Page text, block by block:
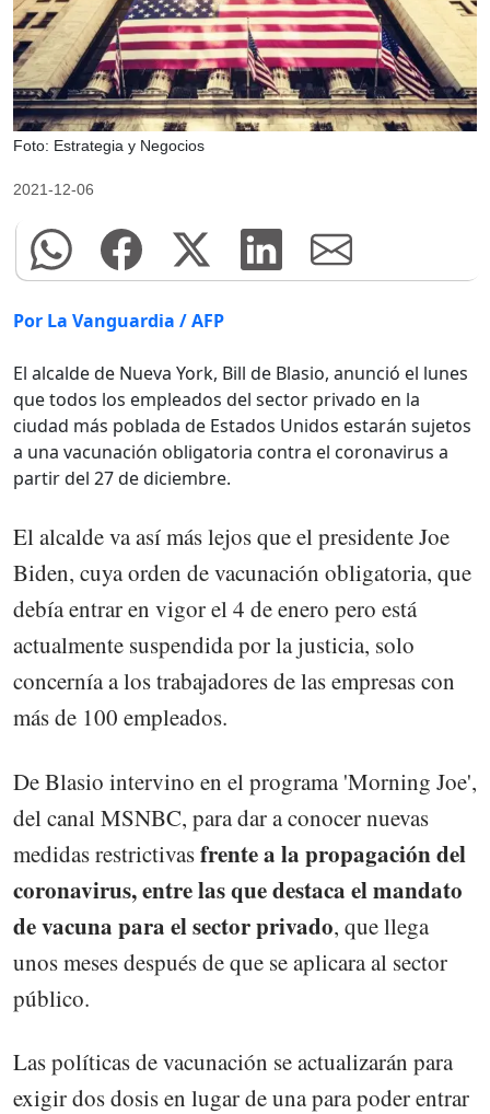
Foto: Estrategia y Negocios
2021-12-06
Por La Vanguardia / AFP
El alcalde de Nueva York, Bill de Blasio, anunció el lunes
que todos los empleados del sector privado en la
ciudad más poblada de Estados Unidos estarán sujetos
a una vacunación obligatoria contra el coronavirus a
partir del 27 de diciembre.
El alcalde va así más lejos que el presidente Joe
Biden, cuya orden de vacunación obligatoria, que
debía entrar en vigor el 4 de enero pero está
actualmente suspendida por la justicia, solo
concernía a los trabajadores de las empresas con
más de 100 empleados.
De Blasio intervino en el programa 'Morning Joe',
del canal MSNBC, para dar a conocer nuevas
medidas restrictivasfrente a la propagación del
coronavirus, entre las que destaca el mandato
de vacuna para el sector privado, que llega
unos meses después de que se aplicara al sector
público.
Las políticas de vacunación se actualizarán para
exigir dos dosis en lugar de una para poder entrar